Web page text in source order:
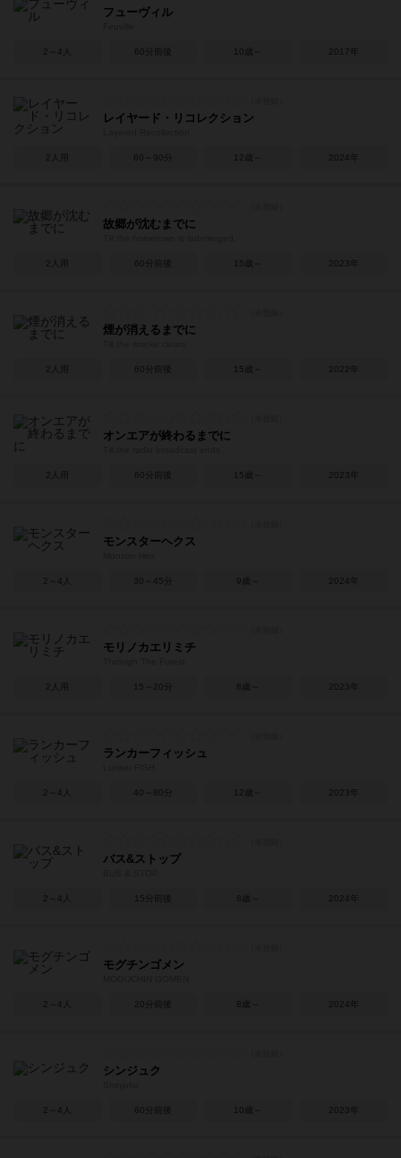
フューヴィル
2～4人 60分前後 10歳～ 2017年
レイヤード・リコレクション
2人用 60～90分 12歳～ 2024年
故郷が沈むまでに
2人用 60分前後 15歳～ 2023年
煙が消えるまでに
2人用 60分前後 15歳～ 2022年
オンエアが終わるまでに
2人用 60分前後 15歳～ 2023年
モンスターヘクス
2～4人 30～45分 9歳～ 2024年
モリノカエリミチ
2人用 15～20分 8歳～ 2023年
ランカーフィッシュ
2～4人 40～80分 12歳～ 2023年
バス&ストップ
2～4人 15分前後 8歳～ 2024年
モグチンゴメン
2～4人 20分前後 8歳～ 2024年
シンジュク
2～4人 60分前後 10歳～ 2023年